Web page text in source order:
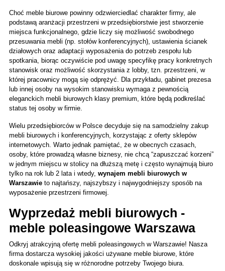
Choć meble biurowe powinny odzwierciedlać charakter firmy, ale
podstawą aranżacji przestrzeni w przedsiębiorstwie jest stworzenie
miejsca funkcjonalnego, gdzie liczy się możliwość swobodnego
przesuwania mebli (np. stołów konferencyjnych), ustawienia ścianek
działowych oraz adaptacji wyposażenia do potrzeb zespołu lub
spotkania, biorąc oczywiście pod uwagę specyfikę pracy konkretnych
stanowisk oraz możliwość skorzystania z lobby, tzn. przestrzeni, w
której pracownicy mogą się odprężyć. Dla przykładu, gabinet prezesa
lub innej osoby na wysokim stanowisku wymaga z pewnością
eleganckich mebli biurowych klasy premium, które będą podkreślać
status tej osoby w firmie.
Wielu przedsiębiorców w Polsce decyduje się na samodzielny zakup
mebli biurowych i konferencyjnych, korzystając z oferty sklepów
internetowych. Warto jednak pamiętać, że w obecnych czasach,
osoby, które prowadzą własne biznesy, nie chcą “zapuszczać korzeni”
w jednym miejscu w stolicy na dłuższą metę i często wynajmują biuro
tylko na rok lub 2 lata i wtedy, wynajem mebli biurowych w
Warszawie to najtańszy, najszybszy i najwygodniejszy sposób na
wyposażenie przestrzeni firmowej.
Wyprzedaż mebli biurowych -
meble poleasingowe Warszawa
Odkryj atrakcyjną ofertę mebli poleasingowych w Warszawie! Nasza
firma dostarcza wysokiej jakości używane meble biurowe, które
doskonale wpisują się w różnorodne potrzeby Twojego biura.